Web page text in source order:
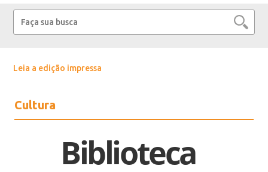
Leia a edição impressa
Cultura
Biblioteca